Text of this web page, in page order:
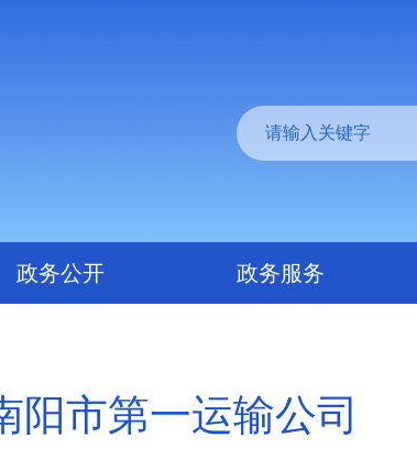
政务公开 政务服务
阳市第一运输公司